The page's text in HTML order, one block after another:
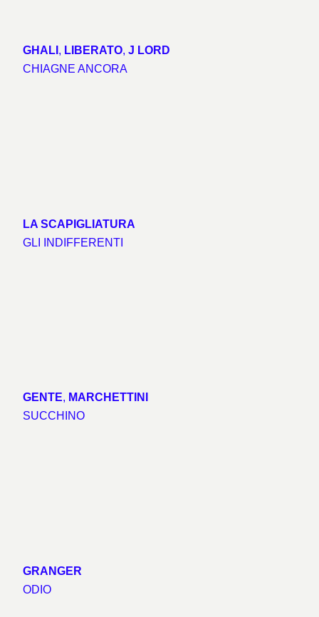
GHALI, LIBERATO, J LORD
CHIAGNE ANCORA
LA SCAPIGLIATURA
GLI INDIFFERENTI
GENTE, MARCHETTINI
SUCCHINO
GRANGER
ODIO